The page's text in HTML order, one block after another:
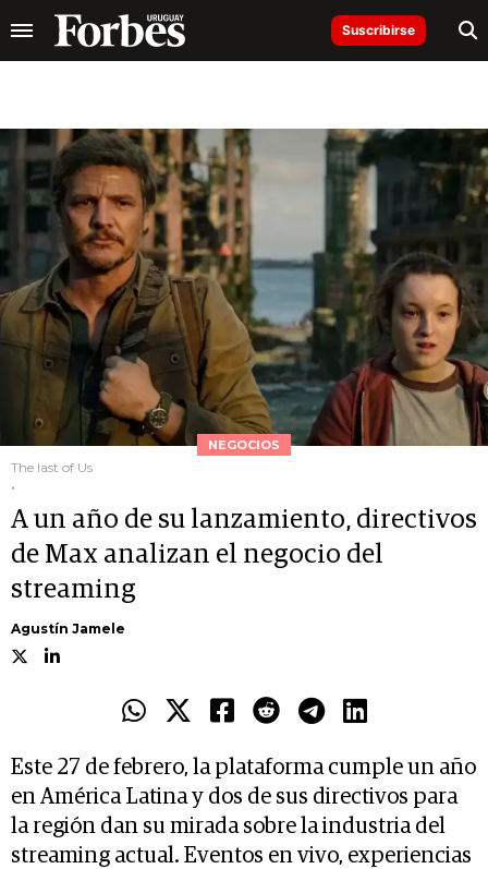
Suscribirse
NEGOCIOS
The last of Us
.
A un año de su lanzamiento, directivos
de Max analizan el negocio del
streaming
Agustín Jamele
Este 27 de febrero, la plataforma cumple un año
en América Latina y dos de sus directivos para
la región dan su mirada sobre la industria del
streaming actual. Eventos en vivo, experiencias